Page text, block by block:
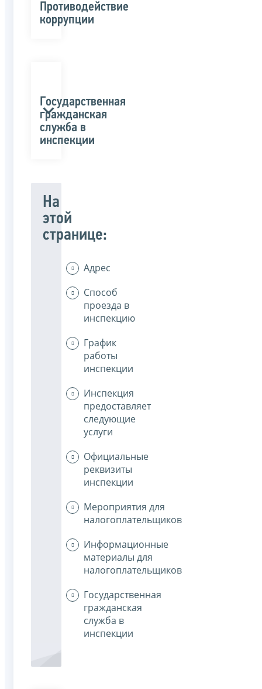
Противодействие
коррупции
Государственная
гражданская
служба в
инспекции
На
этой
странице:
Адрес
Способ
проезда в
инспекцию
График
работы
инспекции
Инспекция
предоставляет
следующие
услуги
Официальные
реквизиты
инспекции
Мероприятия для
налогоплательщиков
Информационные
материалы для
налогоплательщиков
Государственная
гражданская
служба в
инспекции